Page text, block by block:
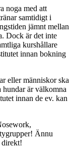
noga med att
samtidigt i
jämnt mellan
Dock är det inte
kurshållare
innan bokning
eller människor ska
hundar är välkomna
innan de ev. kan
Ännu
direkt!